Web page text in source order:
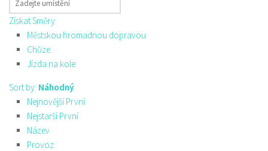
Získat Směry
Městskou hromadnou dopravou
Chůze
Jízda na kole
Sort by: Náhodný
Nejnovější První
Nejstarší První
Název
Provoz